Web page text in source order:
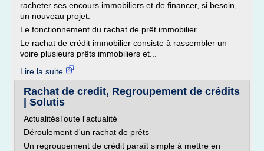
racheter ses encours immobiliers et de financer, si besoin,
un nouveau projet.
Le fonctionnement du rachat de prêt immobilier
Le rachat de crédit immobilier consiste à rassembler un
voire plusieurs prêts immobiliers et...
Lire la suite
Rachat de credit, Regroupement de crédits
| Solutis
ActualitésToute l'actualité
Déroulement d'un rachat de prêts
Un regroupement de crédit paraît simple à mettre en